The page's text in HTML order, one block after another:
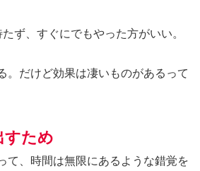
ず、すぐにでもやった方がいい。
。だけど効果は凄いものがあるって
ため
て、時間は無限にあるような錯覚を